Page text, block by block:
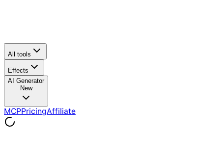
All tools
Effects
AI Generator
New
MCPPricingAffiliate